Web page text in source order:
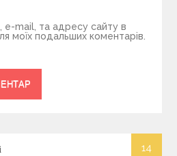
e-mail, та адресу сайту в
моїх подальших коментарів.
14